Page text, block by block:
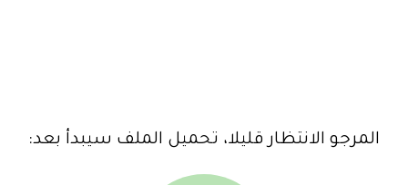
المرجو الانتظار قليلا، تحميل الملف سيبدأ بعد: